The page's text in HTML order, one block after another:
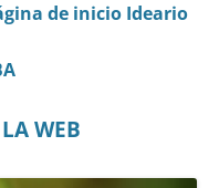
de inicio Ideario
WEB